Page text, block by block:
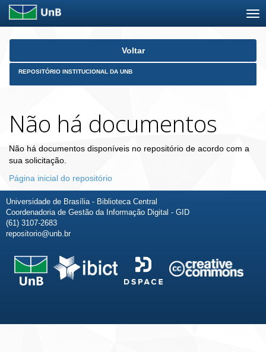
Skip
Voltar
REPOSITÓRIO INSTITUCIONAL DA UNB
Não há documentos
Não há documentos disponíveis no repositório de acordo com a
sua solicitação.
Página inicial do repositório
Universidade de Brasília - Biblioteca Central
Coordenadoria de Gestão da Informação Digital - GID
(61) 3107-2683
repositorio@unb.br